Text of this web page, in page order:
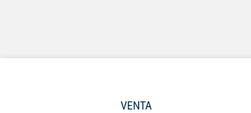
VENTA